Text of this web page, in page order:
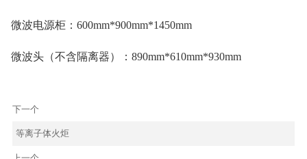
微波电源柜：600mm*900mm*1450mm
微波头（不含隔离器）：890mm*610mm*930mm
下一个
等离子体火炬